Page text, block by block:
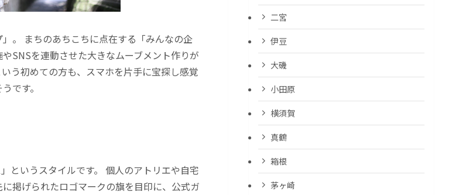
。 まちのあちこちに点在する「みんなの企
SNSを連動させた大きなムーブメント作りが
う初めての方も、スマホを片手に宝探し感覚
です。
というスタイルです。 個人のアトリエや自宅
掲げられたロゴマークの旗を目印に、公式ガ
二宮
伊豆
大磯
小田原
横須賀
真鶴
箱根
茅ヶ崎